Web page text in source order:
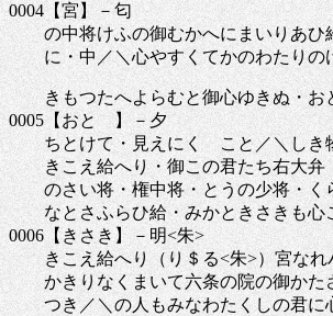
0004【宮】－匂
の中将けふの御むかへにまいりあひ
に・中／＼心やすくてかのわたりの
きもつたへよらむと御心ゆきぬ・お
0005【おとゝ】－夕
ちとけて・見えにくゝこと／＼しき
きこえ給へり・御この君たち右大弁
のさい将・権中将・とうの少将・く
なとさふらひ給・みかときさきも心
0006【きさき】－明<朱>
きこえ給へり（り＄る<朱>）宮なれ
かきりなくまいて六条の院の御かた
つき／＼の人もみなわたくしの君に